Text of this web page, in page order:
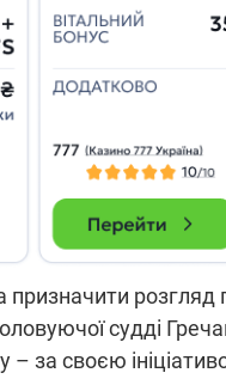
розгляд
судді
за своєю